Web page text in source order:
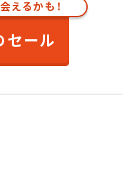
えるかも！
セール